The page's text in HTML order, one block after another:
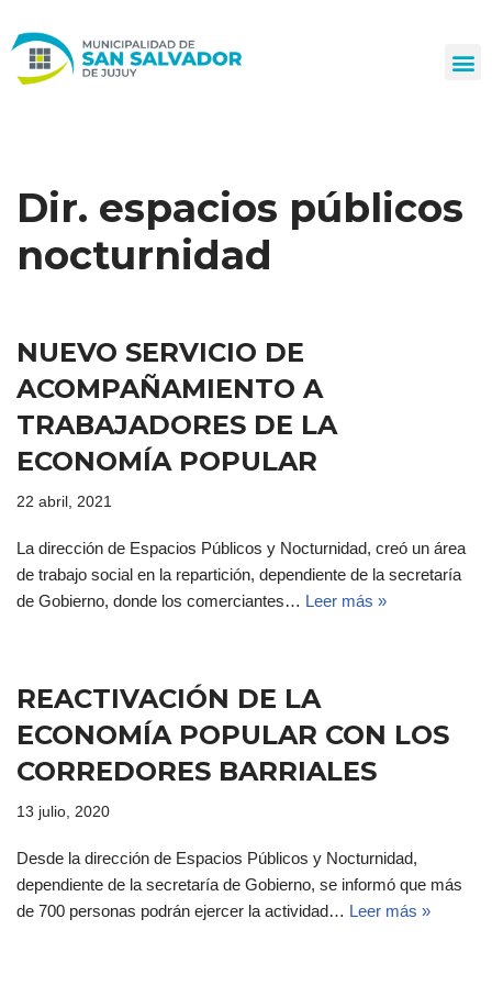
al
Dir. espacios públicos
nocturnidad
NUEVO SERVICIO DE
ACOMPAÑAMIENTO A
TRABAJADORES DE LA
ECONOMÍA POPULAR
22 abril, 2021
La dirección de Espacios Públicos y Nocturnidad, creó un área
de trabajo social en la repartición, dependiente de la secretaría
de Gobierno, donde los comerciantes… Leer más »
REACTIVACIÓN DE LA
ECONOMÍA POPULAR CON LOS
CORREDORES BARRIALES
13 julio, 2020
Desde la dirección de Espacios Públicos y Nocturnidad,
dependiente de la secretaría de Gobierno, se informó que más
de 700 personas podrán ejercer la actividad… Leer más »